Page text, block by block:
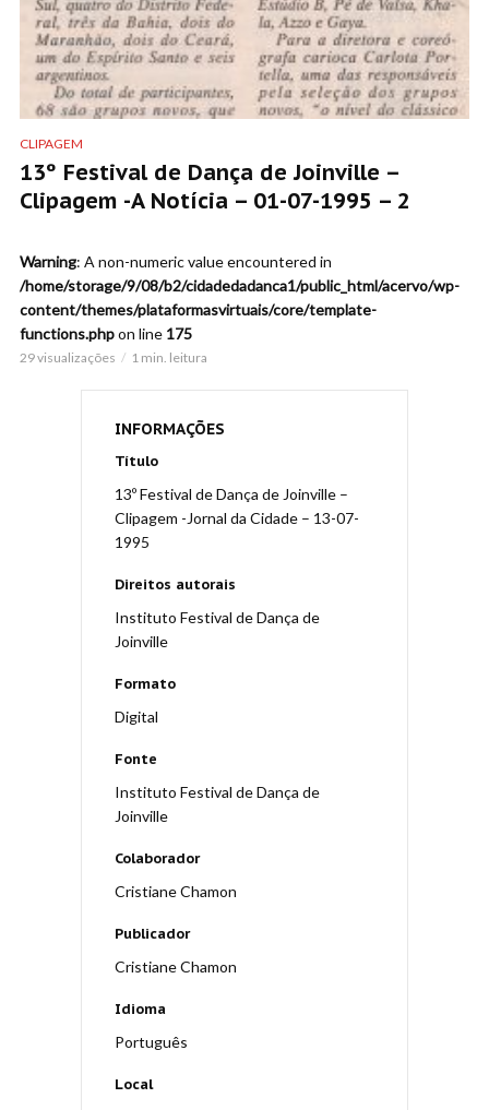
CLIPAGEM
13º Festival de Dança de Joinville –
Clipagem -A Notícia – 01-07-1995 – 2
Warning: A non-numeric value encountered in
/home/storage/9/08/b2/cidadedadanca1/public_html/acervo/wp-
content/themes/plataformasvirtuais/core/template-
functions.phpon line 175
29 visualizações 1 min. leitura
INFORMAÇÕES
Título
13º Festival de Dança de Joinville –
Clipagem -Jornal da Cidade – 13-07-
1995
Direitos autorais
Instituto Festival de Dança de
Joinville
Formato
Digital
Fonte
Instituto Festival de Dança de
Joinville
Colaborador
Cristiane Chamon
Publicador
Cristiane Chamon
Idioma
Português
Local